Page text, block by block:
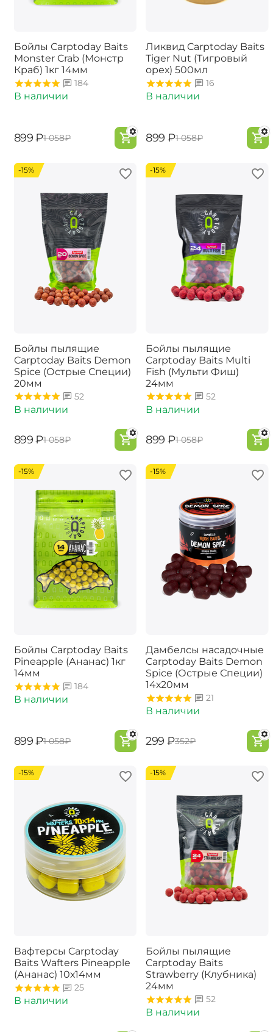
Бойлы Carptoday Baits
Monster Crab (Монстр
Краб) 1кг 14мм
184
В наличии
‍899‍ ₽‍1 058‍₽
Ликвид Carptoday Baits
Tiger Nut (Тигровый
орех) 500мл
16
В наличии
‍899‍ ₽‍1 058‍₽
-15%
Бойлы пылящие
Carptoday Baits Demon
Spice (Острые Специи)
20мм
52
В наличии
‍899‍ ₽‍1 058‍₽
-15%
Бойлы пылящие
Carptoday Baits Multi
Fish (Мульти Фиш)
24мм
52
В наличии
‍899‍ ₽‍1 058‍₽
-15%
Бойлы Carptoday Baits
Pineapple (Ананас) 1кг
14мм
184
В наличии
‍899‍ ₽‍1 058‍₽
-15%
Дамбелсы насадочные
Carptoday Baits Demon
Spice (Острые Специи)
14х20мм
21
В наличии
‍299‍ ₽‍352‍₽
-15%
Вафтерсы Carptoday
Baits Wafters Pineapple
(Ананас) 10х14мм
25
В наличии
-15%
Бойлы пылящие
Carptoday Baits
Strawberry (Клубника)
24мм
52
В наличии